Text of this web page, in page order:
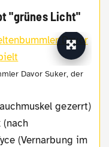
"grünes Licht"
Davor Suker, der
(Vernarbung im